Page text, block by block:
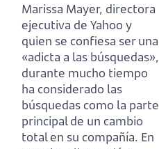
Marissa Mayer, directora
ejecutiva de Yahoo y
quien se confiesa ser una
«adicta a las búsquedas»,
durante mucho tiempo
ha considerado las
búsquedas como la parte
principal de un cambio
total en su compañía. En